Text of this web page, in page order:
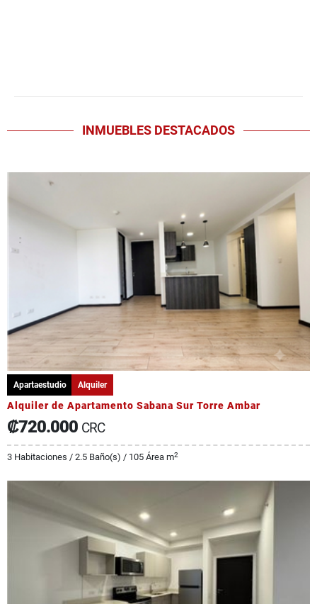
INMUEBLES DESTACADOS
Apartaestudio Alquiler
Alquiler de Apartamento Sabana Sur Torre Ambar
₡720.000 CRC
3 Habitaciones / 2.5 Baño(s) / 105 Área m2